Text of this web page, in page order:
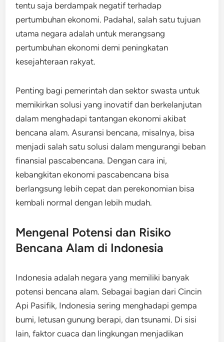
tentu saja berdampak negatif terhadap
pertumbuhan ekonomi. Padahal, salah satu tujuan
utama negara adalah untuk merangsang
pertumbuhan ekonomi demi peningkatan
kesejahteraan rakyat.
Penting bagi pemerintah dan sektor swasta untuk
memikirkan solusi yang inovatif dan berkelanjutan
dalam menghadapi tantangan ekonomi akibat
bencana alam. Asuransi bencana, misalnya, bisa
menjadi salah satu solusi dalam mengurangi beban
finansial pascabencana. Dengan cara ini,
kebangkitan ekonomi pascabencana bisa
berlangsung lebih cepat dan perekonomian bisa
kembali normal dengan lebih mudah.
Mengenal Potensi dan Risiko
Bencana Alam di Indonesia
Indonesia adalah negara yang memiliki banyak
potensi bencana alam. Sebagai bagian dari Cincin
Api Pasifik, Indonesia sering menghadapi gempa
bumi, letusan gunung berapi, dan tsunami. Di sisi
lain, faktor cuaca dan lingkungan menjadikan